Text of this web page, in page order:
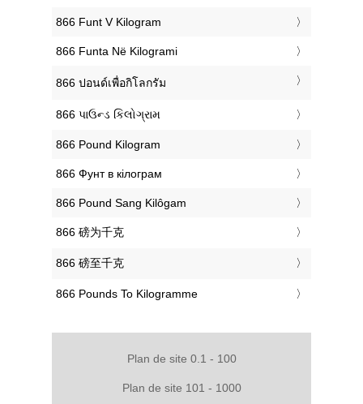
‎866 Funt V Kilogram
‎866 Funta Në Kilogrami
‎866 ปอนด์เพื่อกิโลกรัม
‎866 પાઉન્ડ કિલોગ્રામ
‎866 Pound Kilogram
‎866 Фунт в кілограм
‎866 Pound Sang Kilôgam
‎866 磅为千克
‎866 磅至千克
‎866 Pounds To Kilogramme
Plan de site 0.1 - 100
Plan de site 101 - 1000